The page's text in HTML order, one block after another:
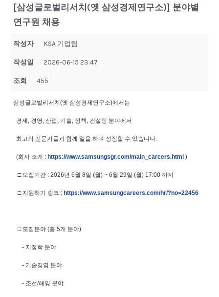
[삼성글로벌리서치(옛 삼성경제연구소)] 분야별
연구원 채용
작성자 KSA 기업팀
작성일 2026-06-15 23:47
조회 455
삼성글로벌리서치(옛 삼성경제연구소)에서는
경제, 경영, 산업, 기술, 정책, 컨설팅 분야에서
최고의 전문가들과 함께 일을 하며 성장할 수 있습니다.
(회사 소개 :https://www.samsungsgr.com/main_careers.html )
□ 모집기간 : 2026년 6월 8일 (월) ~ 6월 29일 (월) 17:00 까지
□ 지원하기 링크 :https://www.samsungcareers.com/hr/?no=22456
□ 모집분야 (총 5개 분야)
- 지정학 분야
- 기술경영 분야
- 조선/해양 분야